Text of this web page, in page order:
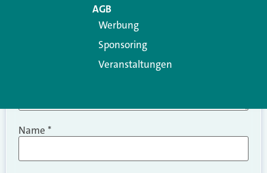
Name *
AGB
Werbung
Sponsoring
Veranstaltungen